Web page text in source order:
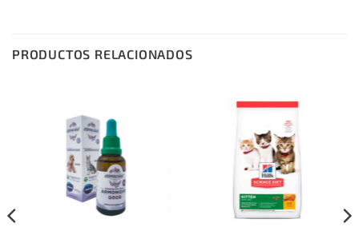
PRODUCTOS RELACIONADOS